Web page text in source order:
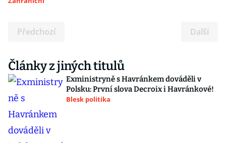
Předchozí Další
Články z jiných titulů
Exministryně s Havránkem dováděli v
Polsku: První slova Decroix i Havránkové!
Blesk politika